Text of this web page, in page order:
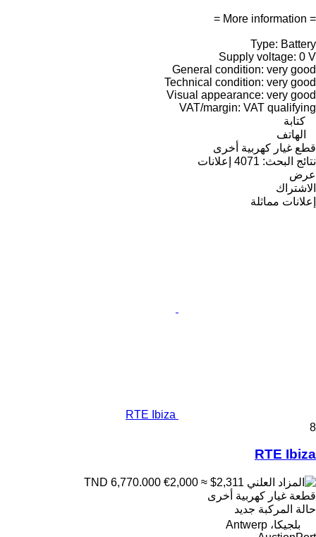
= More information =
Type: Battery
Supply voltage: 0 V
General condition: very good
Technical condition: very good
Visual appearance: very good
VAT/margin: VAT qualifying
كتابة
الهاتف
قطع غيار كهربية أخرى
نتائج البحث: 4071 إعلانات
عرض
الاشتراك
إعلانات مماثلة
RTE Ibiza
8
RTE Ibiza
€2,000 ≈ $2,311
قطعة غيار كهربية أخرى
حالة المركبة جديد
بلجيكا، Antwerp